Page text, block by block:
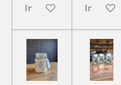
In winkelwagen
In